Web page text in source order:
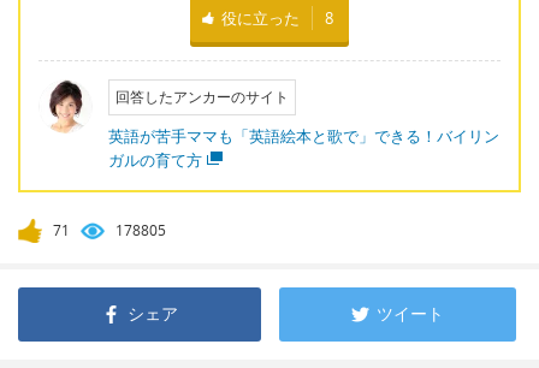
役に立った 8
回答したアンカーのサイト
英語が苦手ママも「英語絵本と歌で」できる！バイリン
ガルの育て方
71 178805
シェア ツイート